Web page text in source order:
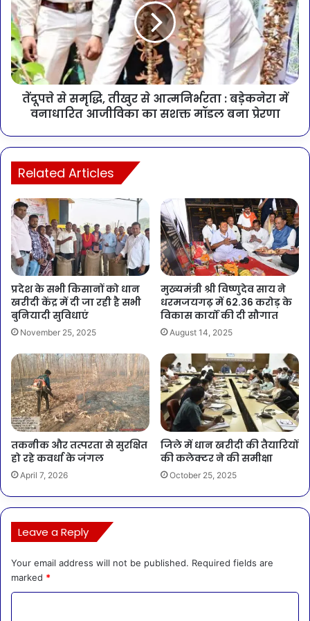
तेंदूपत्ते से समृद्धि, तीखुर से आत्मनिर्भरता : बड़ेकनेरा में
वनाधारित आजीविका का सशक्त मॉडल बना प्रेरणा
Related Articles
प्रदेश के सभी किसानों को धान
खरीदी केंद्र में दी जा रही है सभी
बुनियादी सुविधाएं
November 25, 2025
मुख्यमंत्री श्री विष्णुदेव साय ने
धरमजयगढ़ में 62.36 करोड़ के
विकास कार्यों की दी सौगात
August 14, 2025
तकनीक और तत्परता से सुरक्षित
हो रहे कवर्धा के जंगल
April 7, 2026
जिले में धान खरीदी की तैयारियों
की कलेक्टर ने की समीक्षा
October 25, 2025
Leave a Reply
Your email address will not be published. Required fields are
marked *